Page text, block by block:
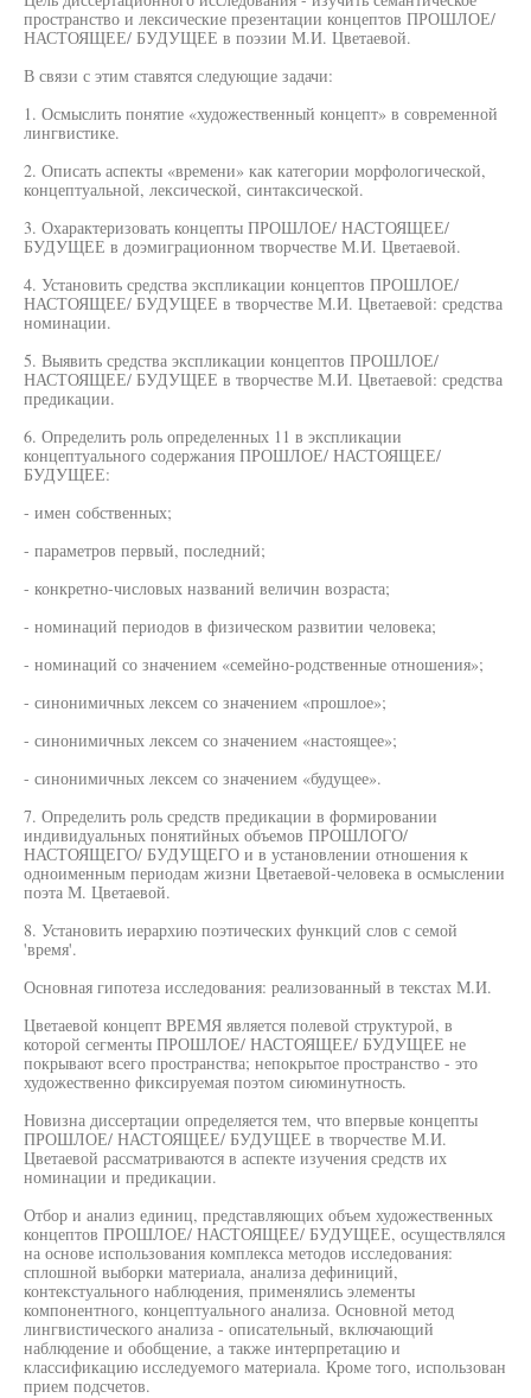
пространство и лексические презентации концептов ПРОШЛОЕ/
НАСТОЯЩЕЕ/ БУДУЩЕЕ в поэзии М.И. Цветаевой.
В связи с этим ставятся следующие задачи:
1. Осмыслить понятие «художественный концепт» в современной
лингвистике.
2. Описать аспекты «времени» как категории морфологической,
концептуальной, лексической, синтаксической.
3. Охарактеризовать концепты ПРОШЛОЕ/ НАСТОЯЩЕЕ/
БУДУЩЕЕ в доэмиграционном творчестве М.И. Цветаевой.
4. Установить средства экспликации концептов ПРОШЛОЕ/
НАСТОЯЩЕЕ/ БУДУЩЕЕ в творчестве М.И. Цветаевой: средства
номинации.
5. Выявить средства экспликации концептов ПРОШЛОЕ/
НАСТОЯЩЕЕ/ БУДУЩЕЕ в творчестве М.И. Цветаевой: средства
предикации.
6. Определить роль определенных 11 в экспликации
концептуального содержания ПРОШЛОЕ/ НАСТОЯЩЕЕ/
БУДУЩЕЕ:
- имен собственных;
- параметров первый, последний;
- конкретно-числовых названий величин возраста;
- номинаций периодов в физическом развитии человека;
- номинаций со значением «семейно-родственные отношения»;
- синонимичных лексем со значением «прошлое»;
- синонимичных лексем со значением «настоящее»;
- синонимичных лексем со значением «будущее».
7. Определить роль средств предикации в формировании
индивидуальных понятийных объемов ПРОШЛОГО/
НАСТОЯЩЕГО/ БУДУЩЕГО и в установлении отношения к
одноименным периодам жизни Цветаевой-человека в осмыслении
поэта М. Цветаевой.
8. Установить иерархию поэтических функций слов с семой
'время'.
Основная гипотеза исследования: реализованный в текстах М.И.
Цветаевой концепт ВРЕМЯ является полевой структурой, в
которой сегменты ПРОШЛОЕ/ НАСТОЯЩЕЕ/ БУДУЩЕЕ не
покрывают всего пространства; непокрытое пространство - это
художественно фиксируемая поэтом сиюминутность.
Новизна диссертации определяется тем, что впервые концепты
ПРОШЛОЕ/ НАСТОЯЩЕЕ/ БУДУЩЕЕ в творчестве М.И.
Цветаевой рассматриваются в аспекте изучения средств их
номинации и предикации.
Отбор и анализ единиц, представляющих объем художественных
концептов ПРОШЛОЕ/ НАСТОЯЩЕЕ/ БУДУЩЕЕ, осуществлялся
на основе использования комплекса методов исследования:
сплошной выборки материала, анализа дефиниций,
контекстуального наблюдения, применялись элементы
компонентного, концептуального анализа. Основной метод
лингвистического анализа - описательный, включающий
наблюдение и обобщение, а также интерпретацию и
классификацию исследуемого материала. Кроме того, использован
прием подсчетов.